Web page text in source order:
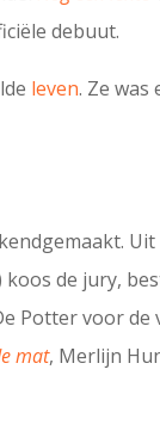
debuut.
leven. Ze
de jury,
Potter voor de
mat, Merlijn